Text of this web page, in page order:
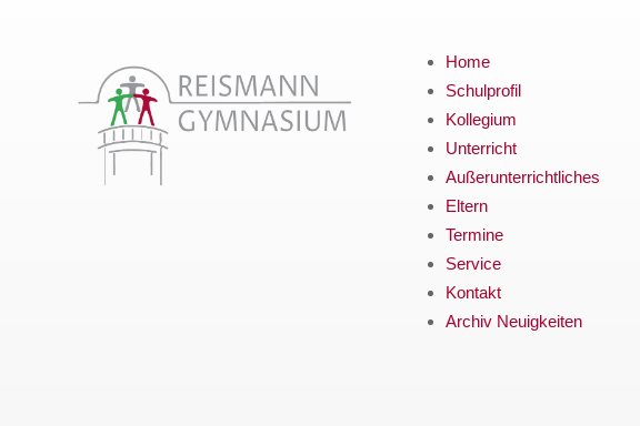
Home
Schulprofil
Kollegium
Unterricht
Außerunterrichtliches
Eltern
Termine
Service
Kontakt
Archiv Neuigkeiten